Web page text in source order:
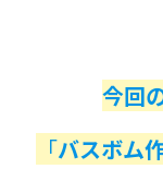
今回
「バスボム